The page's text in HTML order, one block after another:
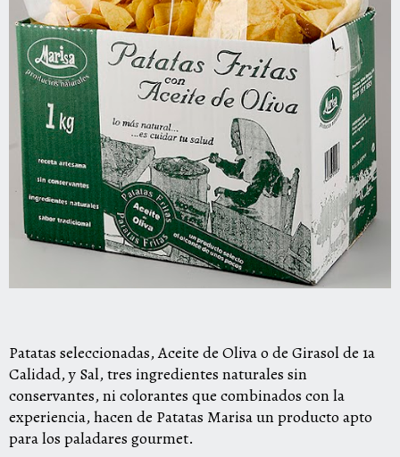
Patatas seleccionadas, Aceite de Oliva o de Girasol de 1a
Calidad, y Sal, tres ingredientes naturales sin
conservantes, ni colorantes que combinados con la
experiencia, hacen de Patatas Marisa un producto apto
para los paladares gourmet.